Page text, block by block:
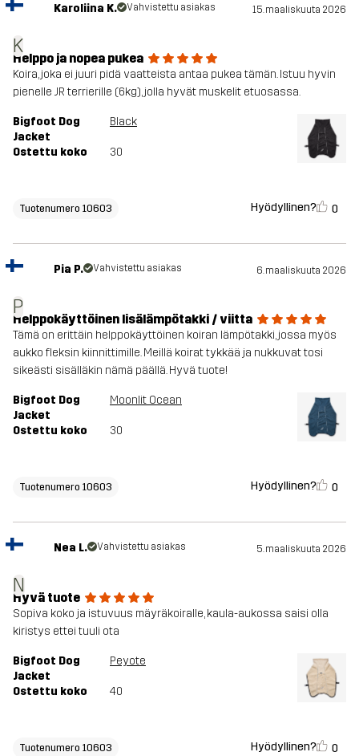
K
Karoliina K. Vahvistettu asiakas 15. maaliskuuta 2026
Helppo ja nopea pukea
Koira, joka ei juuri pidä vaatteista antaa pukea tämän. Istuu hyvin
pienelle JR terrierille (6kg), jolla hyvät muskelit etuosassa.
Bigfoot Dog
Jacket
Black
Ostettu koko 30
Tuotenumero 10603 Hyödyllinen? 0
P
Pia P. Vahvistettu asiakas 6. maaliskuuta 2026
Helppokäyttöinen lisälämpötakki / viitta
Tämä on erittäin helppokäyttöinen koiran lämpötakki, jossa myös
aukko fleksin kiinnittimille. Meillä koirat tykkää ja nukkuvat tosi
sikeästi sisälläkin nämä päällä. Hyvä tuote!
Bigfoot Dog
Jacket
Moonlit Ocean
Ostettu koko 30
Tuotenumero 10603 Hyödyllinen? 0
N
Nea L. Vahvistettu asiakas 5. maaliskuuta 2026
Hyvä tuote
Sopiva koko ja istuvuus mäyräkoiralle, kaula-aukossa saisi olla
kiristys ettei tuuli ota
Bigfoot Dog
Jacket
Peyote
Ostettu koko 40
Tuotenumero 10603 Hyödyllinen? 0